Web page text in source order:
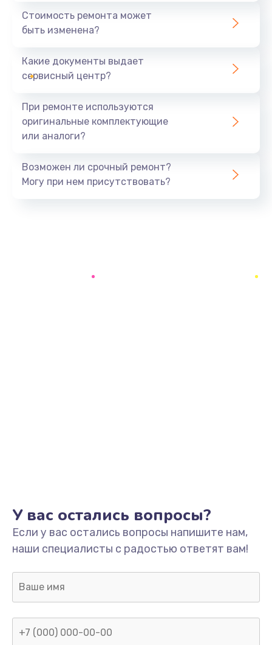
1060 руб.
Замена системы охлаждения
Замена процессора
Заказать
Замена аккумулятора
620 руб.
Заказать
Замена клавиатуры
990 руб.
Стоимость ремонта может
быть изменена?
Какие документы выдает
сервисный центр?
При ремонте используются
оригинальные комплектующие
или аналоги?
Возможен ли срочный ремонт?
Могу при нем присутствовать?
У вас остались вопросы?
Если у вас остались вопросы напишите нам,
наши специалисты с радостью ответят вам!